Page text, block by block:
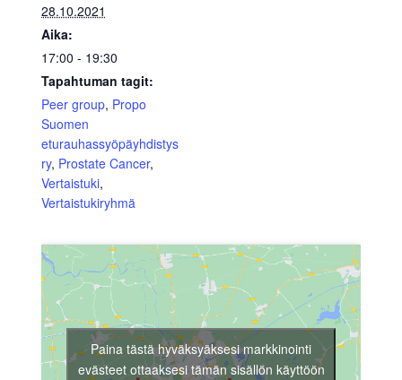
28.10.2021
Aika:
17:00 - 19:30
Tapahtuman tagit:
Peer group, Propo
Suomen
eturauhassyöpäyhdistys
ry, Prostate Cancer,
Vertaistuki,
Vertaistukiryhmä
Paina tästä hyväksyäksesi markkinointi
evästeet ottaaksesi tämän sisällön käyttöön